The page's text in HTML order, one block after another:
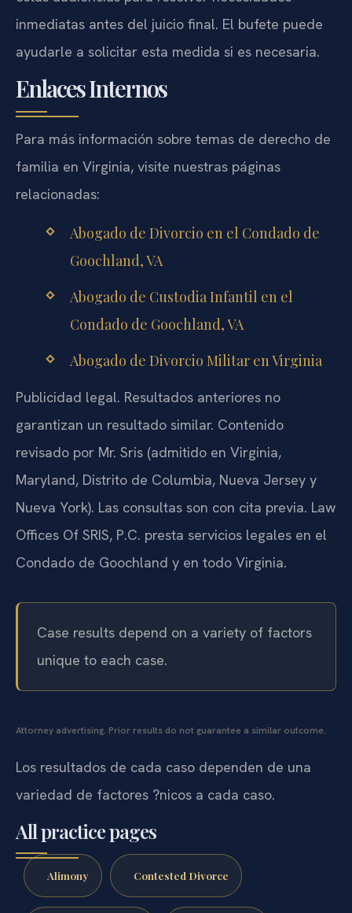
inmediatas antes del juicio final. El bufete puede
ayudarle a solicitar esta medida si es necesaria.
Enlaces Internos
Para más información sobre temas de derecho de
familia en Virginia, visite nuestras páginas
relacionadas:
Abogado de Divorcio en el Condado de
Goochland, VA
Abogado de Custodia Infantil en el
Condado de Goochland, VA
Abogado de Divorcio Militar en Virginia
Publicidad legal. Resultados anteriores no
garantizan un resultado similar. Contenido
revisado por Mr. Sris (admitido en Virginia,
Maryland, Distrito de Columbia, Nueva Jersey y
Nueva York). Las consultas son con cita previa. Law
Offices Of SRIS, P.C. presta servicios legales en el
Condado de Goochland y en todo Virginia.
Case results depend on a variety of factors
unique to each case.
Attorney advertising. Prior results do not guarantee a similar outcome.
Los resultados de cada caso dependen de una
variedad de factores ?nicos a cada caso.
All practice pages
Alimony Contested Divorce